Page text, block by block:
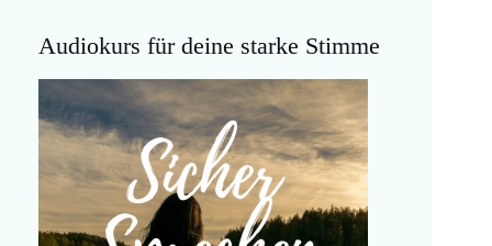
Audiokurs für deine starke Stimme